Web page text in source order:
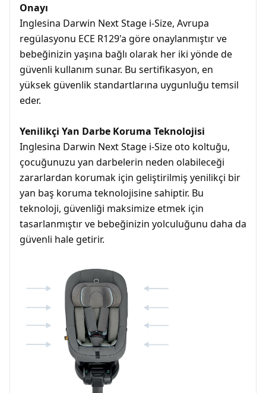
Onayı
Inglesina Darwin Next Stage i-Size, Avrupa
regülasyonu ECE R129'a göre onaylanmıştır ve
bebeğinizin yaşına bağlı olarak her iki yönde de
güvenli kullanım sunar. Bu sertifikasyon, en
yüksek güvenlik standartlarına uygunluğu temsil
eder.
Yenilikçi Yan Darbe Koruma Teknolojisi
Inglesina Darwin Next Stage i-Size oto koltuğu,
çocuğunuzu yan darbelerin neden olabileceği
zararlardan korumak için geliştirilmiş yenilikçi bir
yan baş koruma teknolojisine sahiptir. Bu
teknoloji, güvenliği maksimize etmek için
tasarlanmıştır ve bebeğinizin yolculuğunu daha da
güvenli hale getirir.